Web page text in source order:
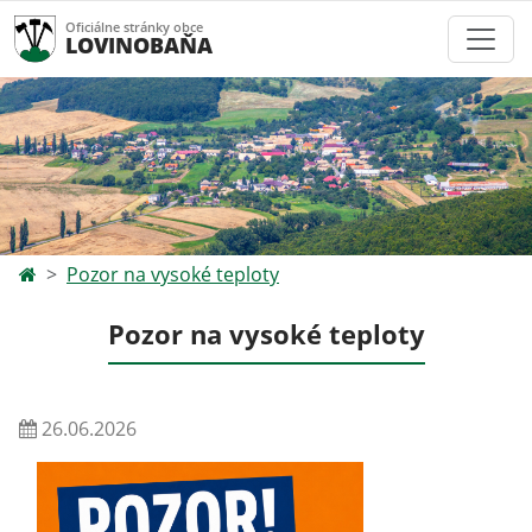
Oficiálne stránky obce
LOVINOBAŇA
Pozor na vysoké teploty
Pozor na vysoké teploty
26.06.2026